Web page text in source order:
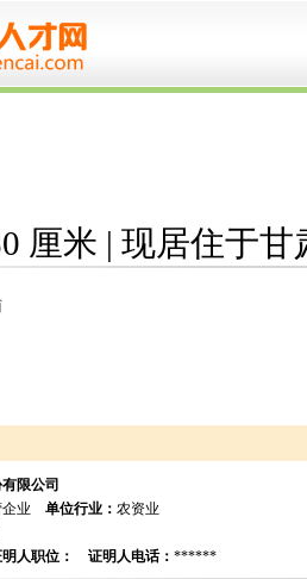
厘米 | 现居住于甘
限公司
企业 单位行业： 农资业
人职位： 证明人电话： ******